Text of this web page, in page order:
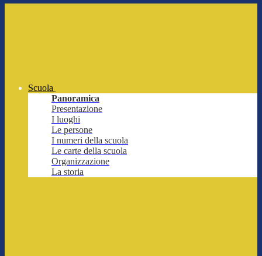
Scuola
Panoramica
Presentazione
I luoghi
Le persone
I numeri della scuola
Le carte della scuola
Organizzazione
La storia